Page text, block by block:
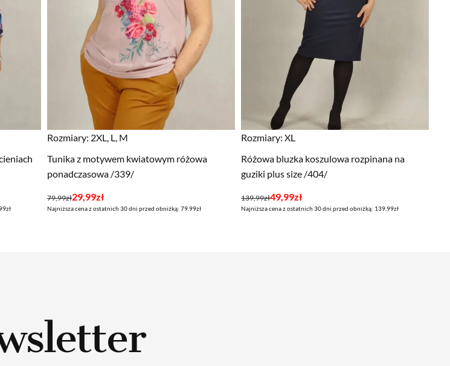
Rozmiary: 2XL, L, M
Tunika z motywem kwiatowym różowa
ponadczasowa /339/
79,99zł
Pierwotna
cena
29,99zł
Aktualna
cena
Najniższa cena z ostatnich 30 dni przed obniżką: 79.99zł
Rozmiary: XL
Różowa bluzka koszulowa rozpinana na
guziki plus size /404/
139,99zł
Pierwotna
cena
49,99zł
Aktualna
cena
Najniższa cena z ostatnich 30 dni przed obniżką: 139.99zł